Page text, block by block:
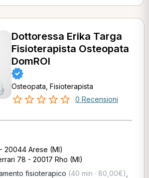
Dottoressa Erika Targa
Fisioterapista Osteopata
DomROI
Osteopata, Fisioterapista
0 Recensioni
20044 Arese (MI)
78 - 20017 Rho (MI)
fisioterapico (40 min · 80,00€)